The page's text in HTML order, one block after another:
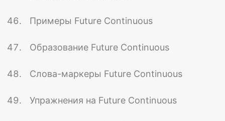
Примеры Future Continuous
Образование Future Continuous
Слова-маркеры Future Continuous
Упражнения на Future Continuous